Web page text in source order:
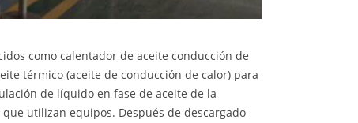
como calentador de aceite conducción de
térmico (aceite de conducción de calor) para
de líquido en fase de aceite de la
utilizan equipos. Después de descargado